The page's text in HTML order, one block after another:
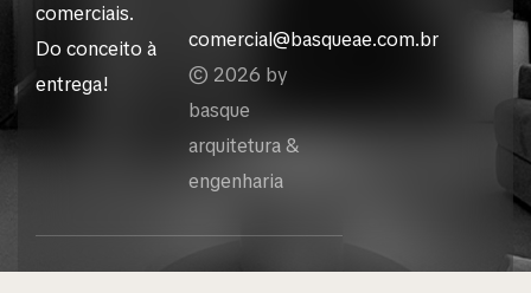
comerciais.
Do conceito à
entrega!
comercial@basqueae.com.br
© 2026 by
basque
arquitetura &
engenharia